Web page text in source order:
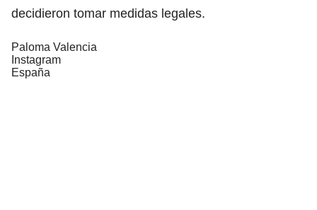
decidieron tomar medidas legales.
Paloma Valencia
Instagram
España